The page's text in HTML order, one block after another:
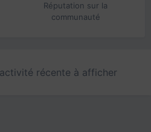
Réputation sur la
communauté
récente à afficher